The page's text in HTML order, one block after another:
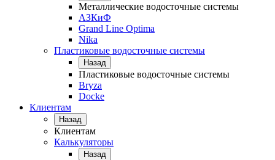
Металлические водосточные системы
АЗКиФ
Grand Line Optima
Nika
Пластиковые водосточные системы
Назад
Пластиковые водосточные системы
Bryza
Docke
Клиентам
Назад
Клиентам
Калькуляторы
Назад